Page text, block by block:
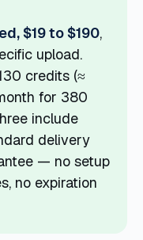
$19 to $190,
upload.
credits (≈
for 380
include
delivery
— no setup
no expiration